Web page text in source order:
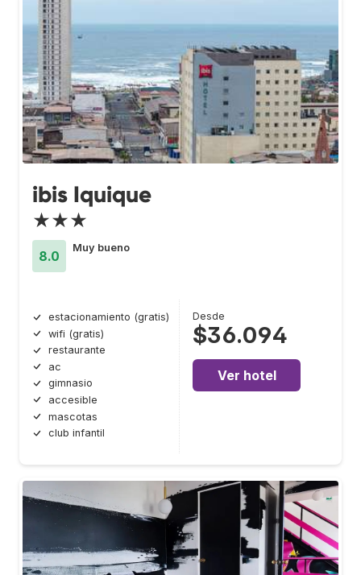
ibis Iquique
★★★
8.0
Muy bueno
estacionamiento (gratis)
wifi (gratis)
restaurante
ac
gimnasio
accesible
mascotas
club infantil
Desde
$36.094
Ver hotel